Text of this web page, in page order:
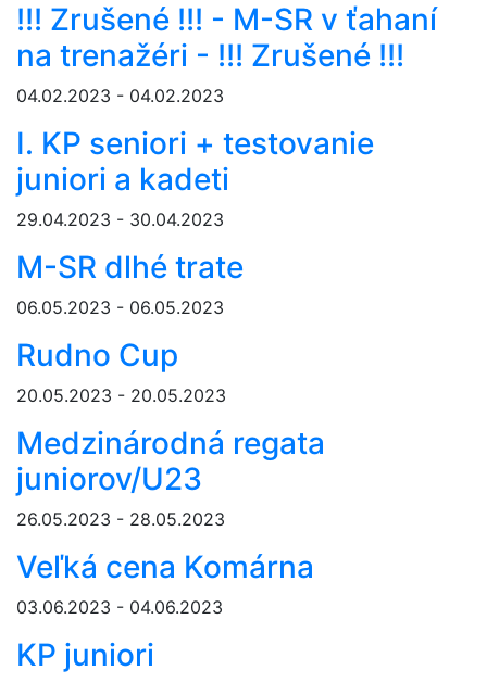
!!! Zrušené !!! - M-SR v ťahaní
na trenažéri - !!! Zrušené !!!
04.02.2023 - 04.02.2023
I. KP seniori + testovanie
juniori a kadeti
29.04.2023 - 30.04.2023
M-SR dlhé trate
06.05.2023 - 06.05.2023
Rudno Cup
20.05.2023 - 20.05.2023
Medzinárodná regata
juniorov/U23
26.05.2023 - 28.05.2023
Veľká cena Komárna
03.06.2023 - 04.06.2023
KP juniori